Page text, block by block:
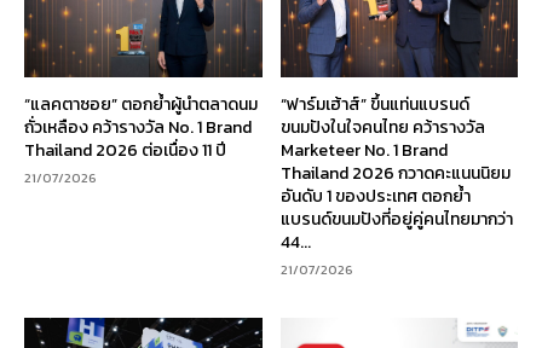
“แลคตาซอย” ตอกย้ำผู้นำตลาดนม
ถั่วเหลือง คว้ารางวัล No. 1 Brand
Thailand 2026 ต่อเนื่อง 11 ปี
21/07/2026
“ฟาร์มเฮ้าส์” ขึ้นแท่นแบรนด์
ขนมปังในใจคนไทย คว้ารางวัล
Marketeer No. 1 Brand
Thailand 2026 กวาดคะแนนนิยม
อันดับ 1 ของประเทศ ตอกย้ำ
แบรนด์ขนมปังที่อยู่คู่คนไทยมากว่า
44...
21/07/2026